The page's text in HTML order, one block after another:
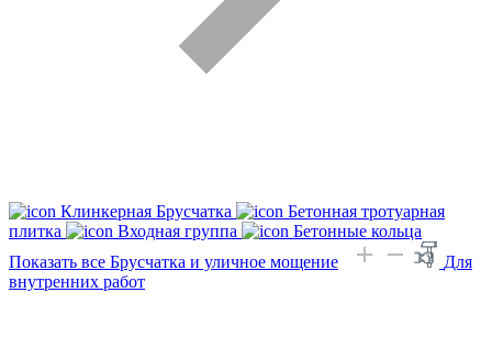
Клинкерная Брусчатка
Бетонная тротуарная
плитка
Входная группа
Бетонные кольца
Показать все Брусчатка и уличное мощение
Для
внутренних работ